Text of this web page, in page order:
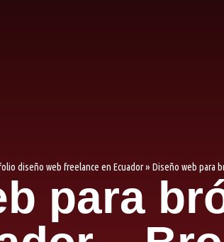
diseño web freelance en Ecuador» Diseño web para
para